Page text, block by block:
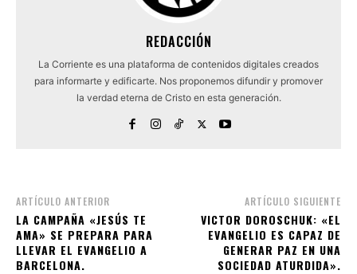
REDACCIÓN
La Corriente es una plataforma de contenidos digitales creados
para informarte y edificarte. Nos proponemos difundir y promover
la verdad eterna de Cristo en esta generación.
ARTÍCULO ANTERIOR
LA CAMPAÑA «JESÚS TE
AMA» SE PREPARA PARA
LLEVAR EL EVANGELIO A
BARCELONA.
ARTÍCULO SIGUIENTE
VICTOR DOROSCHUK: «EL
EVANGELIO ES CAPAZ DE
GENERAR PAZ EN UNA
SOCIEDAD ATURDIDA».